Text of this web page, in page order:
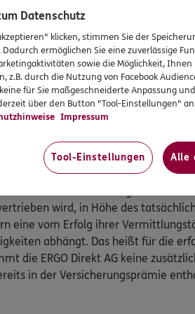
teil:
Kranken- und Pflegeversicherung,
31,www.pkv-ombudsmann.de,
geht.
e.V., Postfach 080632,
,
mit anderen privaten
an.
Vertrieb von Versicherungen
wird, in Höhe des
eine vom Erfolg ihrer
abhängt. Das heißt für die
die ERGO Direkt AG keine
in der Versicherungsprämie
Datenschutz
klicken, stimmen Sie der
ermöglichen Sie eine zuverlässige
sowie die Möglichkeit,
z.B. durch die Nutzung von Facebook
für Sie maßgeschneiderte Anpassung
über den Button "Tool-Einstellungen"
Impressum
Tool-Einstellungen Alle